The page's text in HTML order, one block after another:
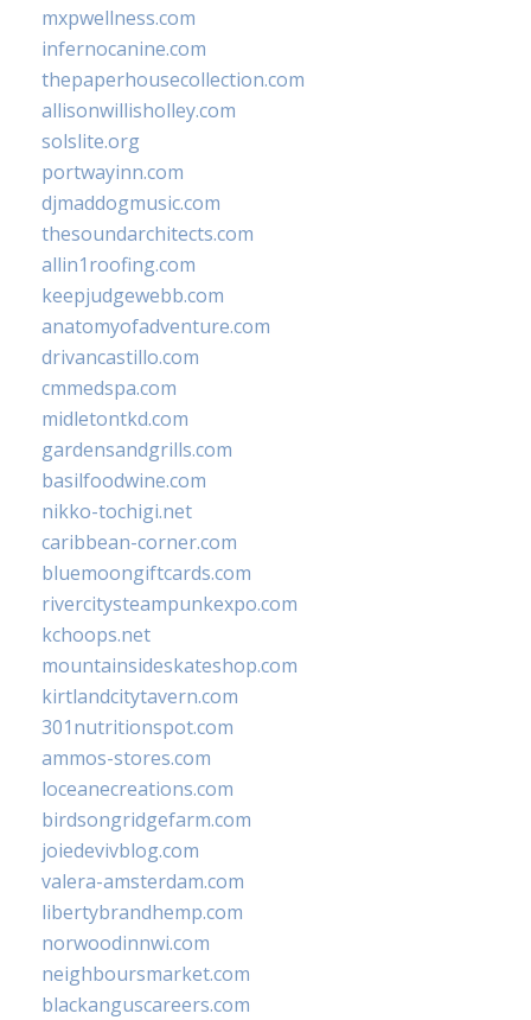
mxpwellness.com
infernocanine.com
thepaperhousecollection.com
allisonwillisholley.com
solslite.org
portwayinn.com
djmaddogmusic.com
thesoundarchitects.com
allin1roofing.com
keepjudgewebb.com
anatomyofadventure.com
drivancastillo.com
cmmedspa.com
midletontkd.com
gardensandgrills.com
basilfoodwine.com
nikko-tochigi.net
caribbean-corner.com
bluemoongiftcards.com
rivercitysteampunkexpo.com
kchoops.net
mountainsideskateshop.com
kirtlandcitytavern.com
301nutritionspot.com
ammos-stores.com
loceanecreations.com
birdsongridgefarm.com
joiedevivblog.com
valera-amsterdam.com
libertybrandhemp.com
norwoodinnwi.com
neighboursmarket.com
blackanguscareers.com